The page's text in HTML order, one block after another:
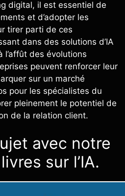
digital, il est essentiel de
et d’adopter les
tirer parti de ces
dans des solutions d’IA
des évolutions
peuvent renforcer leur
sur un marché
pour les spécialistes du
pleinement le potentiel de
de la relation client.
avec notre
sur l’IA.